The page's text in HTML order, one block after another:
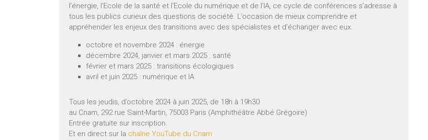
l’énergie, l’Ecole de la santé et l’Ecole du numérique et de l’IA, ce cycle de conférences s’adresse à
tous les publics curieux des questions de société. L’occasion de mieux comprendre et
appréhender les enjeux des transitions avec des spécialistes et d’échanger avec eux.
octobre et novembre 2024 : énergie
décembre 2024, janvier et mars 2025 : santé
février et mars 2025 : transitions écologiques
avril et juin 2025 : numérique et IA
Tous les jeudis, d’octobre 2024 à juin 2025, de 18h à 19h30
au Cnam, 292 rue Saint-Martin, 75003 Paris (Amphithéâtre Abbé Grégoire)
Entrée gratuite sur inscription.
Et en direct sur la chaîne YouTube du Cnam